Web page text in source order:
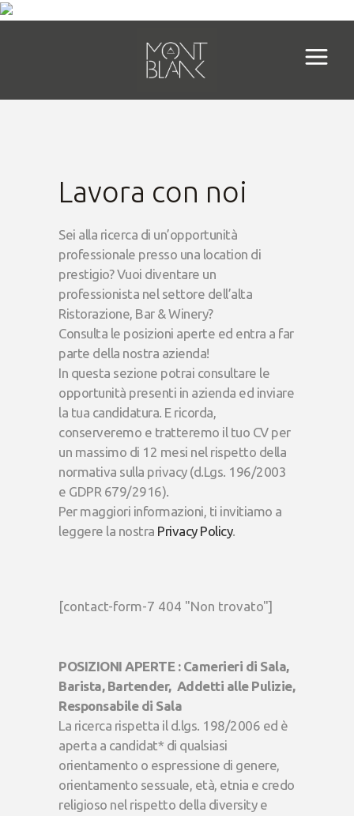
Lavora con noi
Sei alla ricerca di un’opportunità
professionale presso una location di
prestigio? Vuoi diventare un
professionista nel settore dell’alta
Ristorazione, Bar & Winery?
Consulta le posizioni aperte ed entra a far
parte della nostra azienda!
In questa sezione potrai consultare le
opportunità presenti in azienda ed inviare
la tua candidatura. E ricorda,
conserveremo e tratteremo il tuo CV per
un massimo di 12 mesi nel rispetto della
normativa sulla privacy (d.Lgs. 196/2003
e GDPR 679/2916).
Per maggiori informazioni, ti invitiamo a
leggere la nostra Privacy Policy.
[contact-form-7 404 "Non trovato"]
POSIZIONI APERTE : Camerieri di Sala,
Barista, Bartender, Addetti alle Pulizie,
Responsabile di Sala
La ricerca rispetta il d.lgs. 198/2006 ed è
aperta a candidat* di qualsiasi
orientamento o espressione di genere,
orientamento sessuale, età, etnia e credo
religioso nel rispetto della diversity e